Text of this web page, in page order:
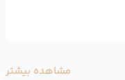
مشاهده بیشتر